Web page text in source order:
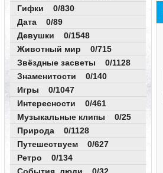
Гифки 0/830
Дата 0/89
Девушки 0/1548
Животный мир 0/715
Звёздные засветы 0/1128
Знаменитости 0/140
Игры 0/1047
Интересности 0/461
Музыкальные клипы 0/25
Природа 0/1128
Путешествуем 0/627
Ретро 0/134